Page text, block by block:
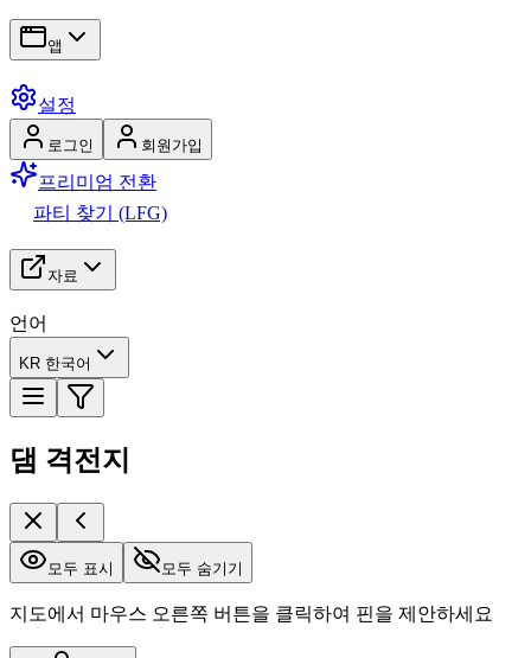
앱
설정
로그인 회원가입
프리미엄 전환
파티 찾기 (LFG)
자료
언어
KR 한국어
댐 격전지
모두 표시 모두 숨기기
지도에서 마우스 오른쪽 버튼을 클릭하여 핀을 제안하세요